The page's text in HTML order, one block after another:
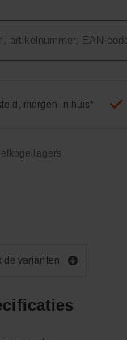
morgen in huis*
de varianten